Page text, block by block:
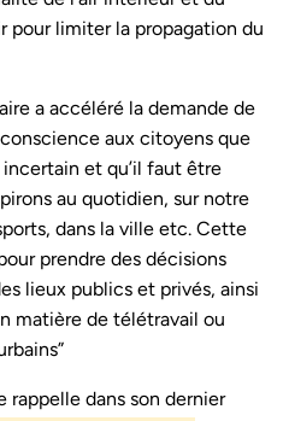
pour limiter la propagation du
a accéléré la demande de
aux citoyens que
et qu’il faut être
au quotidien, sur notre
dans la ville etc. Cette
prendre des décisions
lieux publics et privés, ainsi
matière de télétravail ou
rappelle dans son dernier